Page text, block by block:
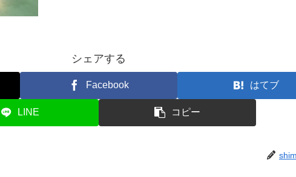
シェアする
Facebook はてブ
LINE コピー